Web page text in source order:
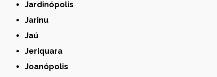
Jardinópolis
Jarinu
Jaú
Jeriquara
Joanópolis